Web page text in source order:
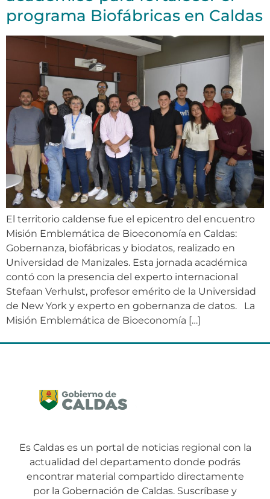
programa Biofábricas en Caldas
El territorio caldense fue el epicentro del encuentro
Misión Emblemática de Bioeconomía en Caldas:
Gobernanza, biofábricas y biodatos, realizado en
Universidad de Manizales. Esta jornada académica
contó con la presencia del experto internacional
Stefaan Verhulst, profesor emérito de la Universidad
de New York y experto en gobernanza de datos. La
Misión Emblemática de Bioeconomía […]
Es Caldas es un portal de noticias regional con la
actualidad del departamento donde podrás
encontrar material compartido directamente
por la Gobernación de Caldas. Suscríbase y